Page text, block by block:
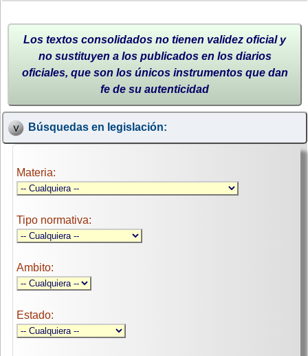
Los textos consolidados no tienen validez oficial y
no sustituyen a los publicados en los diarios
oficiales, que son los únicos instrumentos que dan
fe de su autenticidad
Búsquedas en legislación:
Materia:
Tipo normativa:
Ambito:
Estado: